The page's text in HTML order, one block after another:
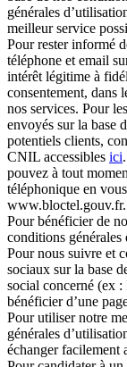
générales
meilleur service
Pour rester informé
téléphone et email
intérêt légitime à
consentement, dans
nos services. Pour
envoyés sur la base
potentiels clients,
CNIL accessibles ici
pouvez à tout
téléphonique en
www.bloctel.gouv.fr.
Pour bénéficier de
conditions générales
Pournous suivre et
sociaux sur la base
social concerné (ex
bénéficier d’une
Pour utiliser notre
générales
échanger facilement